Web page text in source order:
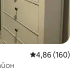
Средна
4,86 (160)